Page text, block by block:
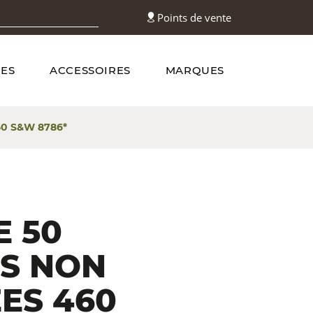
Points de vente
ACCESSOIRES MARQUES
S&W 8786*
50
NON
460